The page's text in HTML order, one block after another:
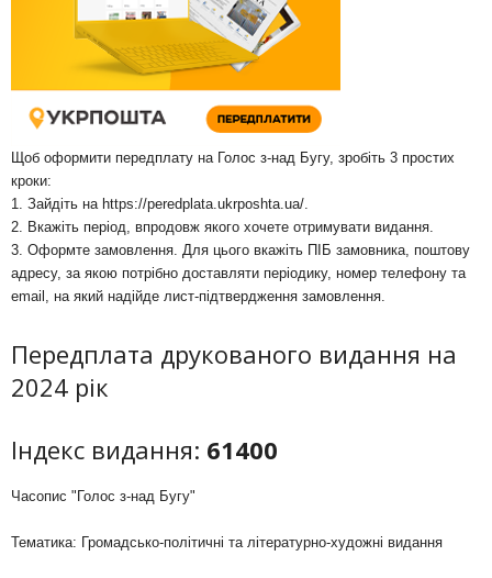
Щоб оформити передплату на Голос з-над Бугу, зробіть 3 простих
кроки:
1. Зайдіть на https://peredplata.ukrposhta.ua/
2. Вкажіть період, впродовж якого хочете отримувати видання.
3. Оформте замовлення. Для цього вкажіть ПІБ замовника, поштову
адресу, за якою потрібно доставляти періодику, номер телефону та
email, на який надійде лист-підтвердження замовлення.
Передплата друкованого видання на
2024 рік
Індекс видання: 61400
Часопис "Голос з-над Бугу"
Тематика: Громадсько-політичні та літературно-художні видання